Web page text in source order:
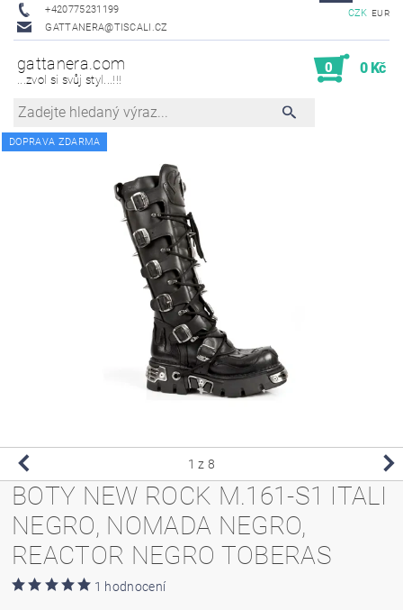
+420775231199
GATTANERA@TISCALI.CZ
CZK EUR
gattanera.com
...zvol si svůj styl...!!!
0 0 Kč
DOPRAVA ZDARMA
1 z 8
BOTY NEW ROCK M.161-S1 ITALI
NEGRO, NOMADA NEGRO,
REACTOR NEGRO TOBERAS
1 hodnocení